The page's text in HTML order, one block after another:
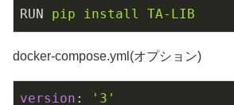
RUN
pip install TA-LIB
docker-compose.yml(オプション)
version :
'3'